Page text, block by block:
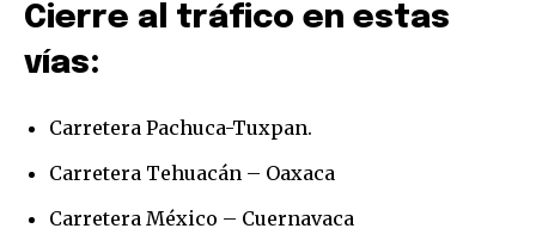
Cierre al tráfico en estas
vías:
Carretera Pachuca-Tuxpan.
Carretera Tehuacán – Oaxaca
Carretera México – Cuernavaca